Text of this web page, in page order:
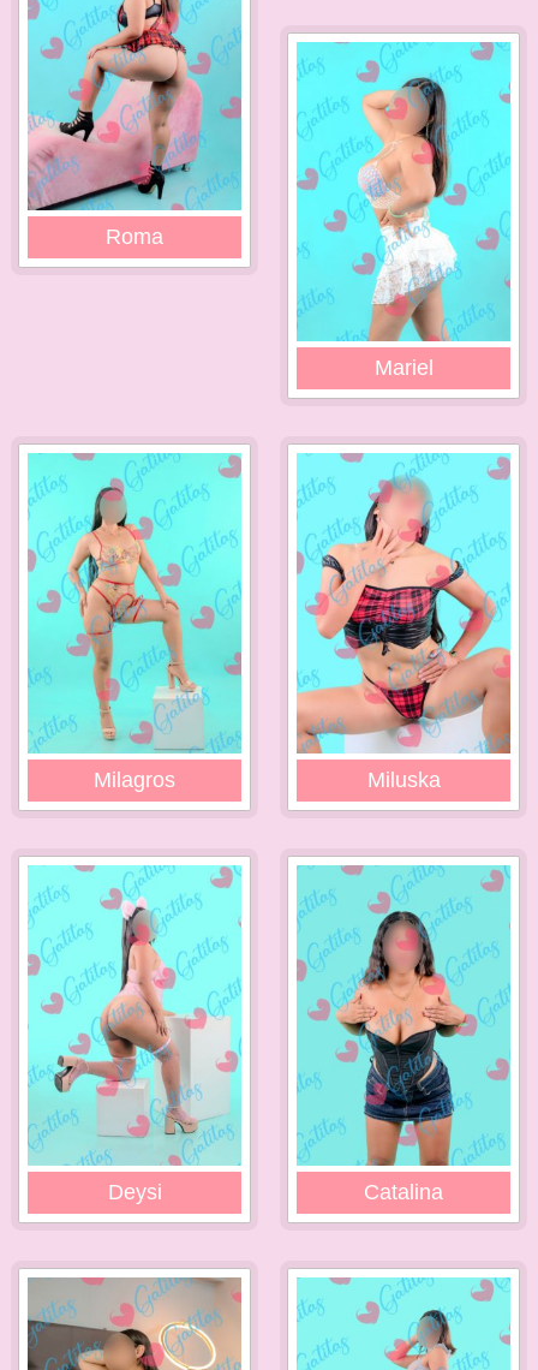
Roma
Mariel
Milagros Miluska
Deysi Catalina